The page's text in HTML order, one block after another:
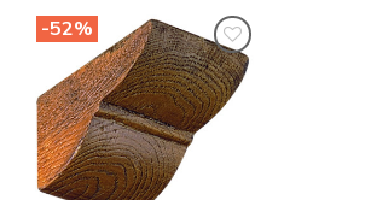
-52%
Legg til
i
ønskeliste